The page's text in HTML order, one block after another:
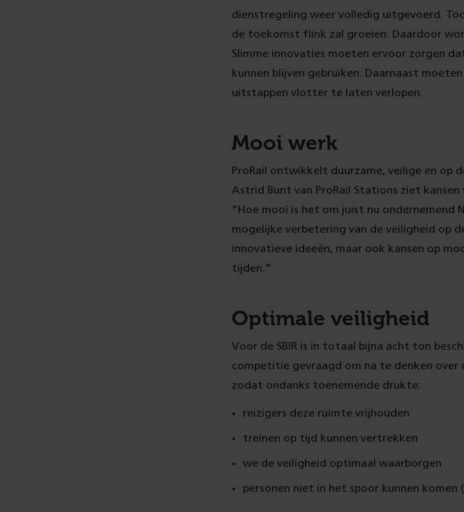
dienstregeling weer volledig uitgevoerd.
de toekomst flink zal groeien. Daardoor
Slimme innovaties moeten ervoor zorgen
kunnen blijven gebruiken. Daarnaast
uitstappen vlotter te laten verlopen.
Mooi werk
ProRail ontwikkelt duurzame, veilige en op
Astrid Bunt van ProRail Stations ziet
“Hoe mooi is het om juist nu ondernemend
mogelijke verbetering van de veiligheid op
innovatieve ideeën, maar ook kansen op
tijden.”
Optimale veiligheid
Voor de SBIR is in totaal bijna acht ton
competitie gevraagd om na te denken over
zodat ondanks toenemende drukte:
reizigers deze ruimte vrijhouden
treinen op tijd kunnen vertrekken
we de veiligheid optimaal waarborgen
personen niet in het spoor kunnen